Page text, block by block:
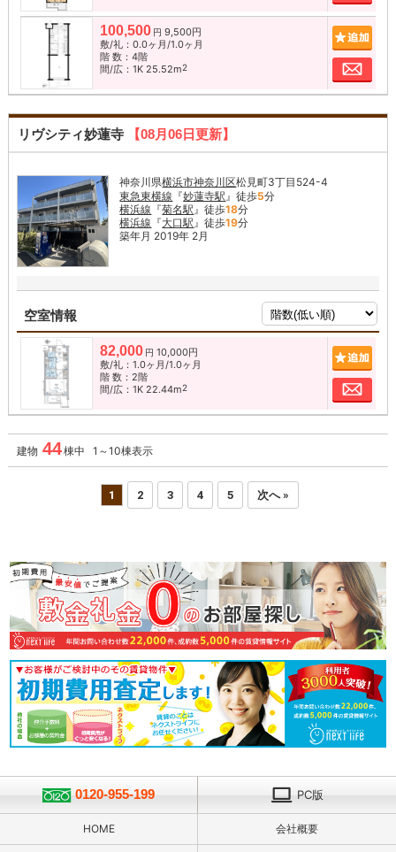
100,500 円 9,500円
敷/礼：0.0ヶ月/1.0ヶ月
階 数：4階
間/広：1K 25.52m2
追加
お
リヴシティ妙蓮寺 【08月06日更新】
神奈川県横浜市神奈川区松見町3丁目524-4
東急東横線 『妙蓮寺駅 』徒歩5分
横浜線 『菊名駅 』徒歩18分
横浜線 『大口駅 』徒歩19分
築年月 2019年 2月
空室情報
82,000 円 10,000円
敷/礼：1.0ヶ月/1.0ヶ月
階 数：2階
間/広：1K 22.44m2 お
建物 44棟中 1～10棟表示
1 2 3 4 5 次へ »
0120-955-199 PC版
HOME 会社概要